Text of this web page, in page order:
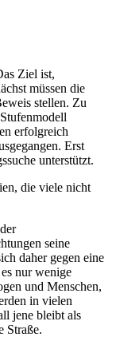
Ziel ist,
müssen die
stellen. Zu
erfolgreich
Erst
unterstützt.
die viele nicht
seine
daher gegen eine
nur wenige
und Menschen,
in vielen
jene bleibt als
Straße.